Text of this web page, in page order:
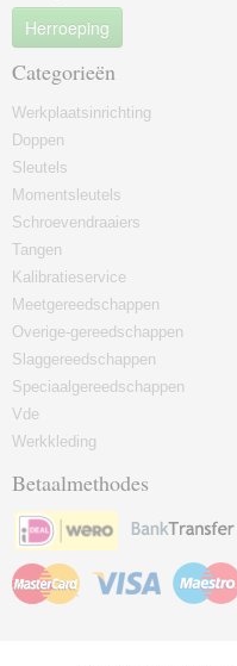
Herroeping
Categorieën
Werkplaatsinrichting
Doppen
Sleutels
Momentsleutels
Schroevendraaiers
Tangen
Kalibratieservice
Meetgereedschappen
Overige-gereedschappen
Slaggereedschappen
Speciaalgereedschappen
Vde
Werkkleding
Betaalmethodes